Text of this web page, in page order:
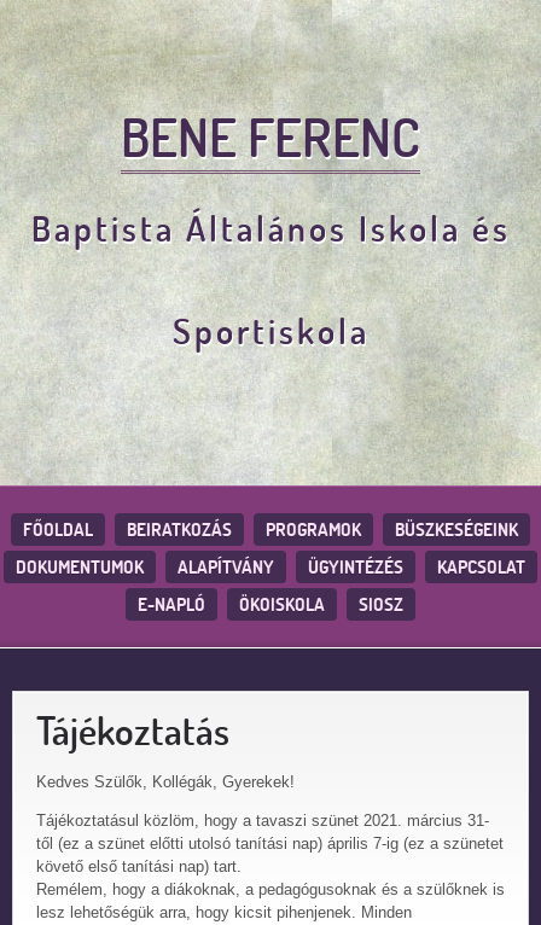
BENE FERENC
Baptista Általános Iskola és
Sportiskola
FŐOLDAL BEIRATKOZÁS PROGRAMOK
BÜSZKESÉGEINK
DOKUMENTUMOK
ALAPÍTVÁNY ÜGYINTÉZÉS
KAPCSOLAT
E-NAPLÓ
ÖKOISKOLA SIOSZ
Tájékoztatás
Kedves Szülők, Kollégák, Gyerekek!
Tájékoztatásul közlöm, hogy a tavaszi szünet 2021. március 31-
től (ez a szünet előtti utolsó tanítási nap) április 7-ig (ez a szünetet
követő első tanítási nap) tart.
Remélem, hogy a diákoknak, a pedagógusoknak és a szülőknek is
lesz lehetőségük arra, hogy kicsit pihenjenek. Minden